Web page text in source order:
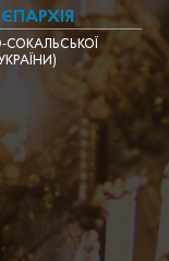
СОКАЛЬСЬКОЇ